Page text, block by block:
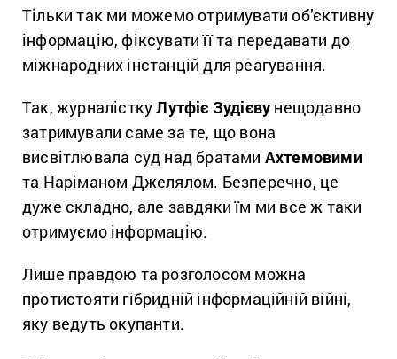
Тільки так ми можемо отримувати об’єктивну
інформацію, фіксувати її та передавати до
міжнародних інстанцій для реагування.
Так, журналісткуЛутфіє Зудієву нещодавно
затримували саме за те, що вона
висвітлювала суд над братами Ахтемовими
та Наріманом Джелялом. Безперечно, це
дуже складно, але завдяки їм ми все ж таки
отримуємо інформацію.
Лише правдою та розголосом можна
протистояти гібридній інформаційній війні,
яку ведуть окупанти.